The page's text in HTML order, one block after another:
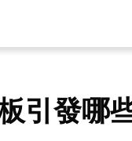
引發哪